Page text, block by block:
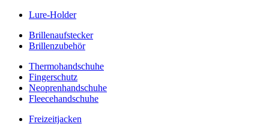
Lure-Holder
Brillenaufstecker
Brillenzubehör
Thermohandschuhe
Fingerschutz
Neoprenhandschuhe
Fleecehandschuhe
Freizeitjacken